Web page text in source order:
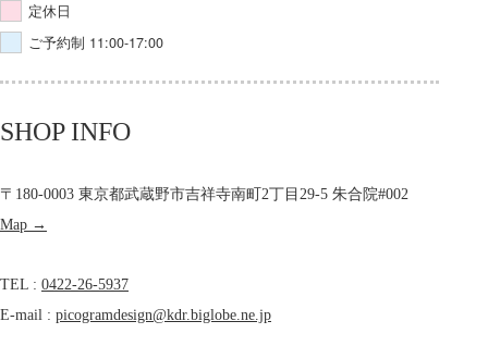
定休日
ご予約制 11:00-17:00
SHOP INFO
〒180-0003 東京都武蔵野市吉祥寺南町2丁目29-5 朱合院#002
Map →
TEL : 0422-26-5937
E-mail : picogramdesign@kdr.biglobe.ne.jp